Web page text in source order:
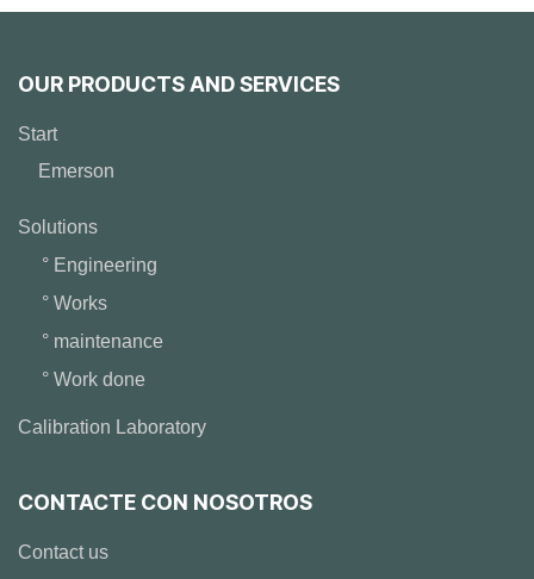
OUR PRODUCTS AND SERVICES
Start
Emerson
Solutions
° Engineering
° Works
° maintenance
° Work done
Calibration Laboratory
CONTACTE CON NOSOTROS
Contact us